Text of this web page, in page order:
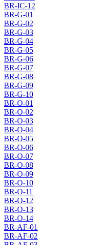
BR-IC-12
BR-G-01
BR-G-02
BR-G-03
BR-G-04
BR-G-05
BR-G-06
BR-G-07
BR-G-08
BR-G-09
BR-G-10
BR-O-01
BR-O-02
BR-O-03
BR-O-04
BR-O-05
BR-O-06
BR-O-07
BR-O-08
BR-O-09
BR-O-10
BR-O-11
BR-O-12
BR-O-13
BR-O-14
BR-AF-01
BR-AF-02